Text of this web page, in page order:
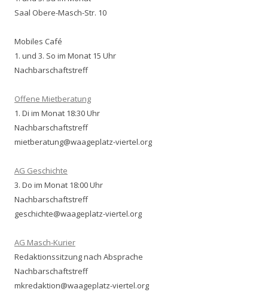
Saal Obere-Masch-Str. 10
Mobiles Café
1. und 3. So im Monat 15 Uhr
Nachbarschaftstreff
Offene Mietberatung
1. Di im Monat 18:30 Uhr
Nachbarschaftstreff
mietberatung@waageplatz-viertel.org
AG Geschichte
3. Do im Monat 18:00 Uhr
Nachbarschaftstreff
geschichte@waageplatz-viertel.org
AG Masch-Kurier
Redaktionssitzung nach Absprache
Nachbarschaftstreff
mkredaktion@waageplatz-viertel.org